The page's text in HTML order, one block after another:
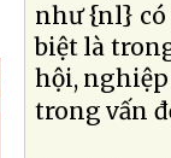
như {nl} có
biệt là
hội,
trong vấn